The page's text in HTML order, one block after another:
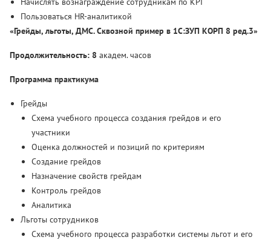
Пользоваться HR-аналитикой
«Грейды, льготы, ДМС. Сквозной пример в 1С:ЗУП КОРП 8 ред.3»
Продолжительность: 8 академ. часов
Программа практикума
Грейды
Схема учебного процесса создания грейдов и его
участники
Оценка должностей и позиций по критериям
Создание грейдов
Назначение свойств грейдам
Контроль грейдов
Аналитика
Льготы сотрудников
Схема учебного процесса разработки системы льгот и его